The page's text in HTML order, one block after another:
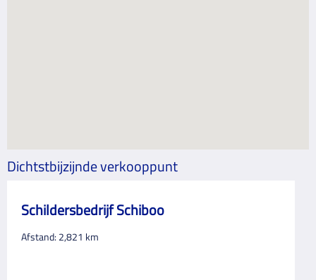
Dichtstbijzijnde verkooppunt
Schildersbedrijf Schiboo
Afstand: 2,821 km